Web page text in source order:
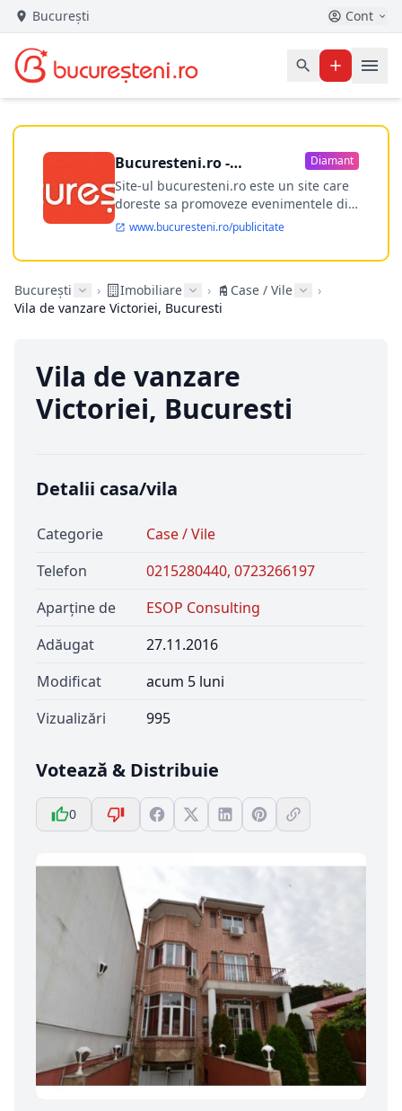
București Cont
Bucuresteni.ro -
publicitate online
Diamant
Site-ul bucuresteni.ro este un site care
doreste sa promoveze evenimentele din
Bucuresti si nu numai, sa puna la
dispozitia utilizatorului cea mai
performanta harta electronica a
ofere posibilitatea firmel...
www.bucuresteni.ro/publicitate
București › Imobiliare › Case / Vile
›
Vila de vanzare Victoriei, Bucuresti
Vila de vanzare
Victoriei, Bucuresti
Detalii casa/vila
Categorie
Case / Vile
Telefon
0215280440, 0723266197
Aparține de
ESOP Consulting
Adăugat
27.11.2016
Modificat
acum 5 luni
Vizualizări
995
Votează & Distribuie
0